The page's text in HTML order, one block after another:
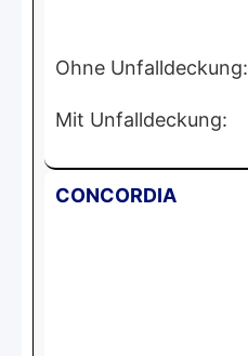
Ohne Unfalldeckung:
Mit Unfalldeckung:
CONCORDIA